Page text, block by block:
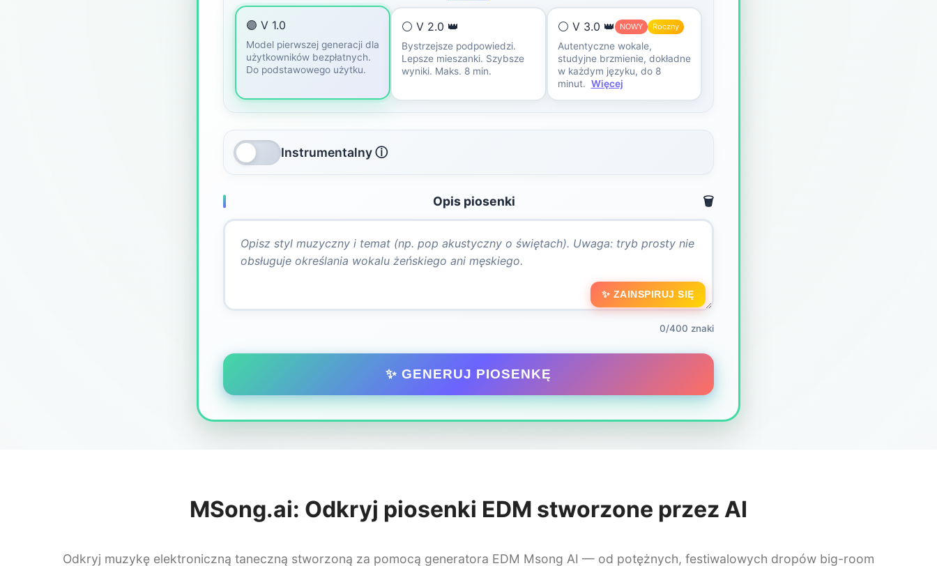
🟣 V 1.0
Model pierwszej generacji dla
użytkowników bezpłatnych.
Do podstawowego użytku.
⚪ V 2.0 👑
Bystrzejsze podpowiedzi.
Lepsze mieszanki. Szybsze
wyniki. Maks. 8 min.
⚪ V 3.0 👑 NOWY Roczny
Autentyczne wokale,
studyjne brzmienie, dokładne
w każdym języku, do 8
minut. Więcej
Instrumentalny ⓘ
Opis piosenki 🗑️
✨ ZAINSPIRUJ SIĘ
0/400 znaki
✨ GENERUJ PIOSENKĘ
MSong.ai: Odkryj piosenki EDM stworzone przez AI
Odkryj muzykę elektroniczną taneczną stworzoną za pomocą generatora EDM Msong AI — od potężnych, festiwalowych dropów big-room